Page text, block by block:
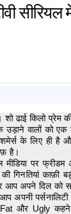
सीरियल
शो ढाई किलो
उड़ाने वालों को एक
शमेर्स के लिए ही
है।
मीडिया पर
की गिनतियां
आप अपने दिल को
अपनी
और Ugly